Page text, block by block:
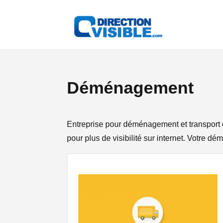
Déménagement
Entreprise pour déménagement et
pour plus de visibilité sur internet. Votre